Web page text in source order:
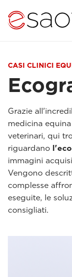
CASI CLINICI
Grazie
medicina
veterinari, qui
riguardano
immagini
Vengono
complesse
eseguite, le
consigliati.